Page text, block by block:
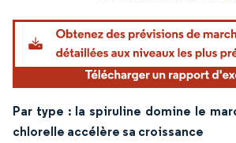
Par type : la spiruline domine le
chlorelle accélère sa croissance